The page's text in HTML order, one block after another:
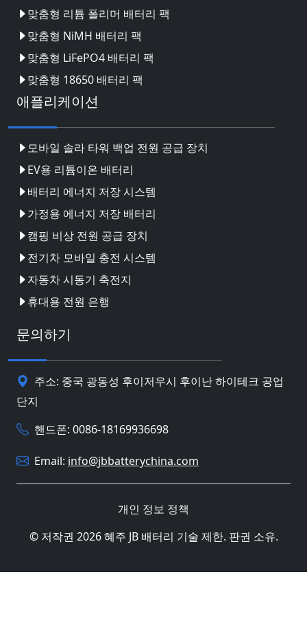
맞춤형 리튬 폴리머 배터리 팩
맞춤형 NiMH 배터리 팩
맞춤형 LiFePO4 배터리 팩
맞춤형 18650 배터리 팩
애플리케이션
모바일 솔라 타워 백업 전원 공급 장치
EV용 리튬이온 배터리
배터리 에너지 저장 시스템
가정용 에너지 저장 배터리
캠핑 비상 전원 공급 장치
전기차 모바일 충전 시스템
자동차 시동기 축전지
휴대용 전원 은행
문의하기
주소: 중국 광동성 후이저우시 후이난 하이테크 공업
단지
핸드폰: 0086-18169936698
Email: info@jbbatterychina.com
개인 정보 정책
© 저작권 2026 혜주 JB 배터리 기술 제한. 판권 소유.